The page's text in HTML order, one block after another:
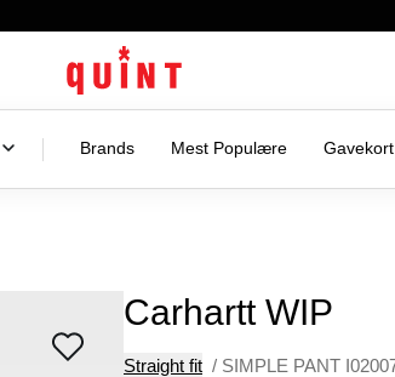
Brands Mest Populære Gavekort
Carhartt WIP
Straight fit / SIMPLE PANT